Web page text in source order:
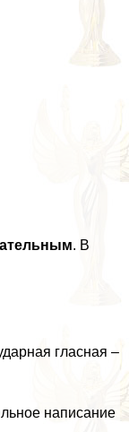
. В
гласная –
написание